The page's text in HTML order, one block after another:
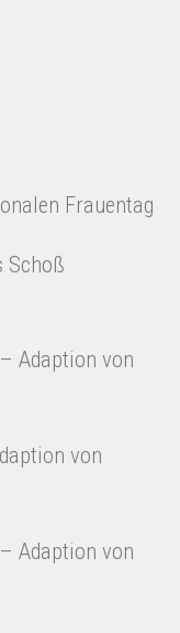
Frauentag
Schoß
Adaption von
von
Adaption von